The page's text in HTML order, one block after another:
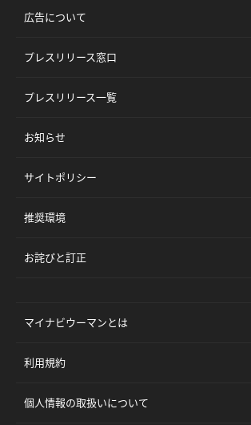
広告について
プレスリリース窓口
プレスリリース一覧
お知らせ
サイトポリシー
推奨環境
お詫びと訂正
マイナビウーマンとは
利用規約
個人情報の取扱いについて